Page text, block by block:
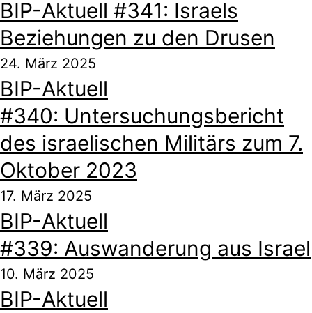
BIP-Aktuell #341: Israels
Beziehungen zu den Drusen
24. März 2025
BIP-Aktuell
#340: Untersuchungsbericht
des israelischen Militärs zum 7.
Oktober 2023
17. März 2025
BIP-Aktuell
#339: Auswanderung aus Israel
10. März 2025
BIP-Aktuell